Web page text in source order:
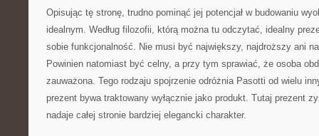
Opisując tę stronę, trudno pominąć jej potencjał w budowaniu
idealnym. Według filozofii, którą można tu odczytać, idealny
sobie funkcjonalność. Nie musi być największy, najdroższy ani
Powinien natomiast być celny, a przy tym sprawiać, że osoba
zauważona. Tego rodzaju spojrzenie odróżnia Pasotti od wielu
prezent bywa traktowany wyłącznie jako produkt. Tutaj prezent
nadaje całej stronie bardziej elegancki charakter.